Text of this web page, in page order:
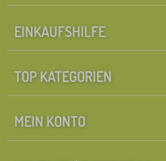
EINKAUFSHILFE
TOP KATEGORIEN
MEIN KONTO